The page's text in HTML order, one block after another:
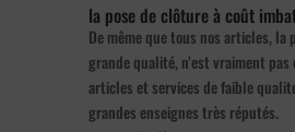
la pose de clôture à coût
De même que tous nos articles, la
grande qualité, n’est vraiment pas
articles et services de faible
grandes enseignes très réputés.